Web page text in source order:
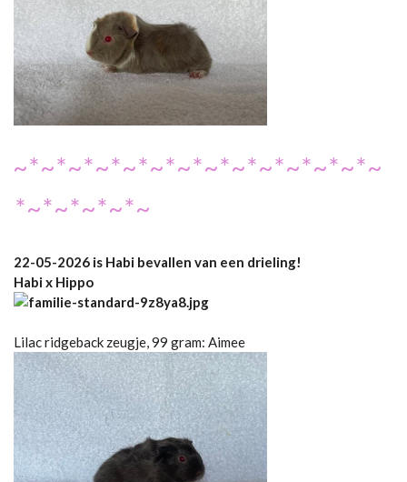
~*~*~*~*~*~*~*~*~*~*~*~*~*~
*~*~*~*~*~
22-05-2026 is Habi bevallen van een drieling!
Habi x Hippo
Lilac ridgeback zeugje, 99 gram: Aimee